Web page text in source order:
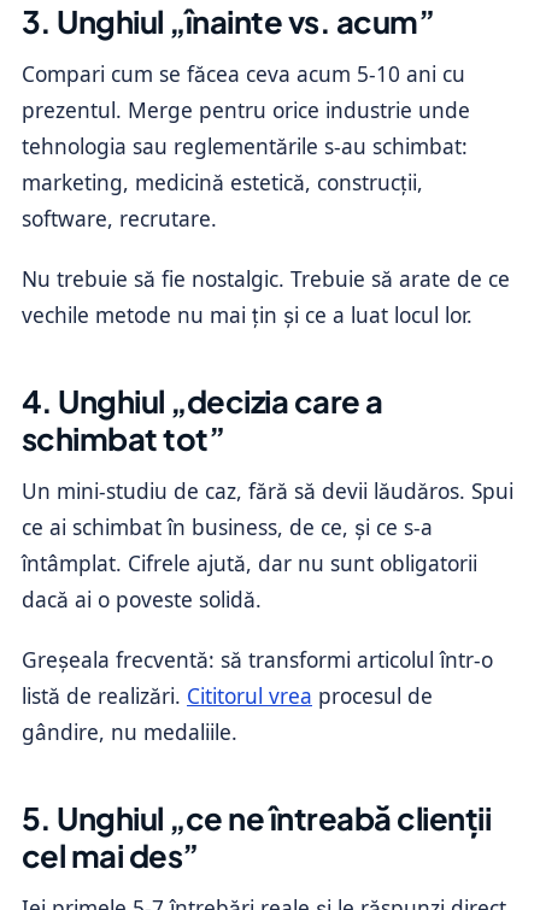
3. Unghiul „înainte vs. acum”
Compari cum se făcea ceva acum 5-10 ani cu
prezentul. Merge pentru orice industrie unde
tehnologia sau reglementările s-au schimbat:
marketing, medicină estetică, construcții,
software, recrutare.
Nu trebuie să fie nostalgic. Trebuie să arate de ce
vechile metode nu mai țin și ce a luat locul lor.
4. Unghiul „decizia care a
schimbat tot”
Un mini-studiu de caz, fără să devii lăudăros. Spui
ce ai schimbat în business, de ce, și ce s-a
întâmplat. Cifrele ajută, dar nu sunt obligatorii
dacă ai o poveste solidă.
Greșeala frecventă: să transformi articolul într-o
listă de realizări. Cititorul vrea procesul de
gândire, nu medaliile.
5. Unghiul „ce ne întreabă clienții
cel mai des”